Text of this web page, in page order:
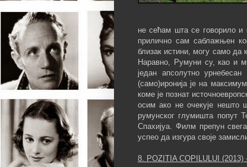
не сећам шта се говорило и
прилично сам саблажњен
близак истини, могу само да
Наравно, Румуни су, као и
један апсолутно
(само)иронија је на
коме је познат
осим ако не очекује нешто
румунског глумишта попут
Спахијуа. Филм препун
успео да изгура своје
8. POZITIA COPILULUI